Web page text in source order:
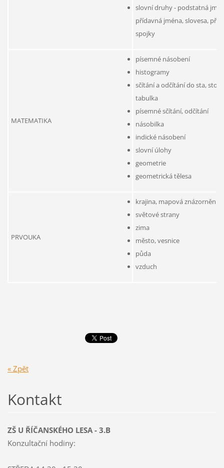
slovní druhy - podstatná
přídavná jména, slovesa,
spojky
MATEMATIKA
písemné násobení
histogramy
sčítání a odčítání do sta,
tabulka
písemné sčítání, odčítání
násobilka
indické násobení
slovní úlohy
geometrie
geometrická tělesa
PRVOUKA
krajina, mapová znázornění
světové strany
zima
město, vesnice
půda
vzduch
« Zpět
Kontakt
ZŠ U ŘÍČANSKÉHO LESA - 3.B
Konzultační hodiny: